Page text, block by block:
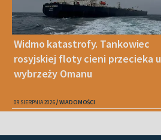
Widmo katastrofy. Tankowiec
rosyjskiej floty cieni przecieka u
wybrzeży Omanu
09 SIERPNIA 2026 WIADOMOŚCI